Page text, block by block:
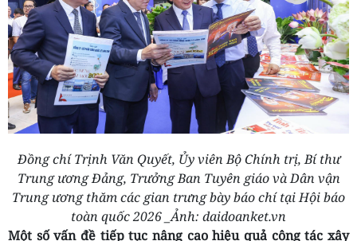
Đồng chí Trịnh Văn Quyết, Ủy viên Bộ Chính trị, Bí thư
Trung ương Đảng, Trưởng Ban Tuyên giáo và Dân vận
Trung ương thăm các gian trưng bày báo chí tại Hội báo
toàn quốc 2026 _Ảnh: daidoanket.vn
Một số vấn đề tiếp tục nâng cao hiệu quả công tác xây